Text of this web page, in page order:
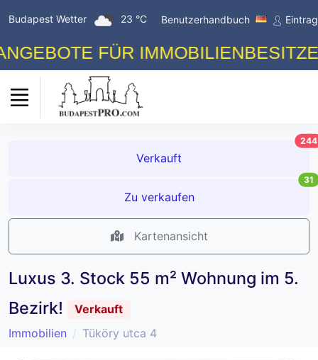
Budapest Wetter 23 °C Benutzerhandbuch
FÜR
Verkauft
244
Zu verkaufen
31
Kartenansicht
Luxus 3. Stock 55 m² Wohnung im 5.
Bezirk!
Verkauft
Immobilien
Tüköry utca 4